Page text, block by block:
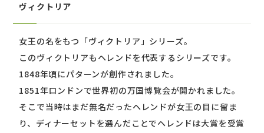
ヴィクトリア
女王の名をもつ「ヴィクトリア」シリーズ。
このヴィクトリアもヘレンドを代表するシリーズです。
1848年頃にパターンが創作されました。
1851年ロンドンで世界初の万国博覧会が開かれました。
そこで当時はまだ無名だったヘレンドが女王の目に留ま
り、ディナーセットを選んだことでヘレンドは大賞を受賞